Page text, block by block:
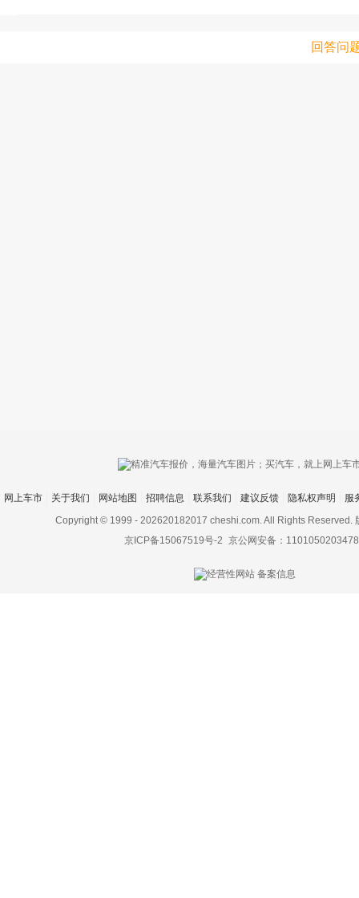
回答问
上传图片最多
网上车市 关于我们 网站地图 招聘信息 联系我们 建议反馈 隐私权声明
服
Copyright © 1999 - 202620182017 cheshi.com. All Rights Reserved.
京ICP备15067519号-2 京公网安备：